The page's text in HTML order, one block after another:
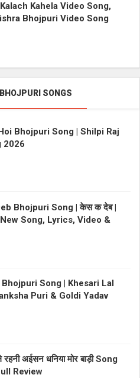
Kahela Video Song,
Bhojpuri Video Song
SONGS
Bhojpuri Song | Shilpi Raj
2026
Bhojpuri Song | केस क देब |
Song, Lyrics, Video &
Song | Khesari Lal
Puri & Goldi Yadav
अईसन धनिया मोर बाड़ी Song
Review